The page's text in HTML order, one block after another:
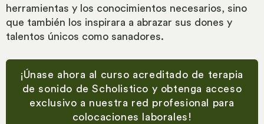
herramientas y los conocimientos necesarios, sino
que también los inspirara a abrazar sus dones y
talentos únicos como sanadores.
¡Únase ahora al curso acreditado de terapia
de sonido de Scholistico y obtenga acceso
exclusivo a nuestra red profesional para
colocaciones laborales!